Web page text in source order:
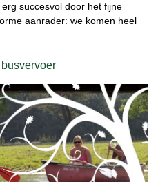
succesvol door het fijne
aanrader: we komen heel